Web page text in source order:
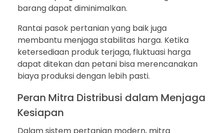
barang dapat diminimalkan.
Rantai pasok pertanian yang baik juga
membantu menjaga stabilitas harga. Ketika
ketersediaan produk terjaga, fluktuasi harga
dapat ditekan dan petani bisa merencanakan
biaya produksi dengan lebih pasti.
Peran Mitra Distribusi dalam Menjaga
Kesiapan
Dalam sistem pertanian modern, mitra